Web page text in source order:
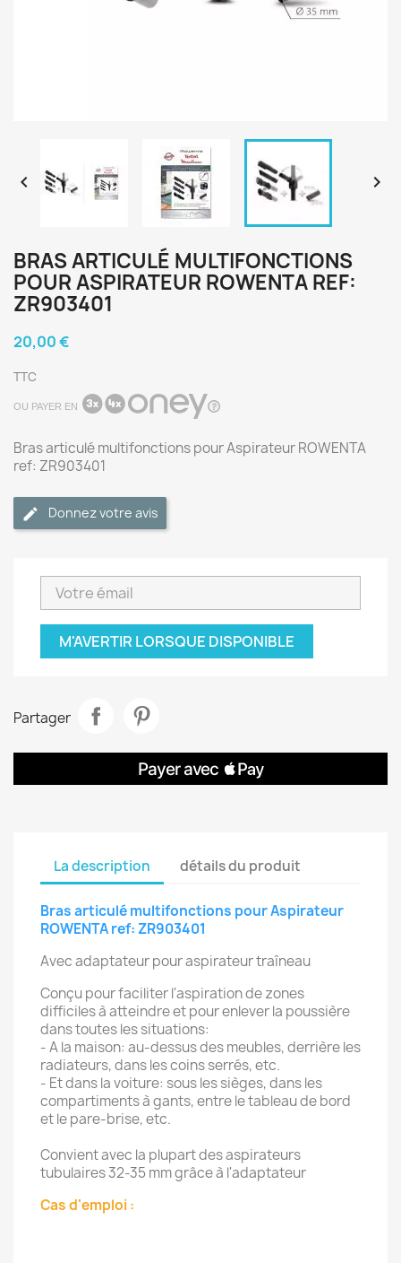
 
BRAS ARTICULÉ MULTIFONCTIONS
POUR ASPIRATEUR ROWENTA REF:
ZR903401
20,00 €
TTC
OU PAYER EN
Bras articulé multifonctions pour Aspirateur ROWENTA
ref: ZR903401
Donnez votre avis
M'AVERTIR LORSQUE DISPONIBLE
Partager
La description détails du produit
Bras articulé multifonctions pour Aspirateur
ROWENTA ref: ZR903401
Avec adaptateur pour aspirateur traîneau
Conçu pour faciliter l'aspiration de zones
difficiles à atteindre et pour enlever la poussière
dans toutes les situations:
- A la maison: au-dessus des meubles, derrière les
radiateurs, dans les coins serrés, etc.
- Et dans la voiture: sous les sièges, dans les
compartiments à gants, entre le tableau de bord
et le pare-brise, etc.
Convient avec la plupart des aspirateurs
tubulaires 32-35 mm grâce à l'adaptateur
Cas d'emploi :